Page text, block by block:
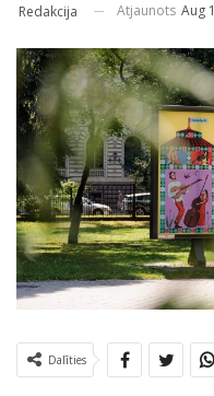
Redakcija Atjaunots Aug
Dalīties